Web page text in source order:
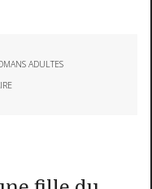
ADULTES